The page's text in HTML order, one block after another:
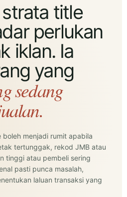
title
perlukan
iklan. Ia
yang
sedang
menjadi rumit apabila
tertunggak, rekod JMB atau
tinggi atau pembeli sering
pasti punca masalah,
laluan transaksi yang